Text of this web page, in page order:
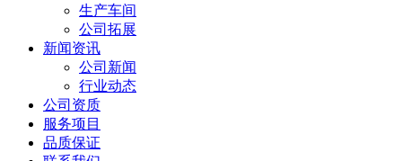
生产车间
公司拓展
新闻资讯
公司新闻
行业动态
公司资质
服务项目
品质保证